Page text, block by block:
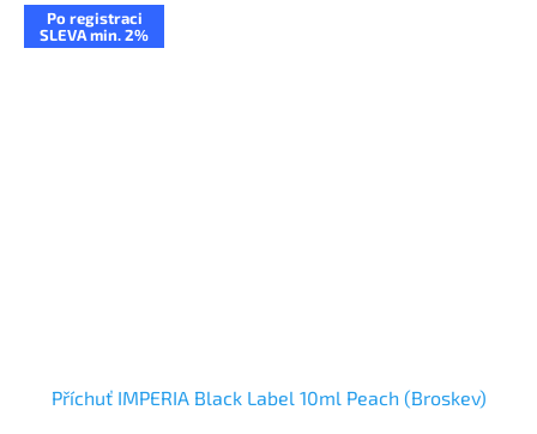
Po registraci
SLEVA min. 2%
Příchuť IMPERIA Black Label 10ml Peach (Broskev)